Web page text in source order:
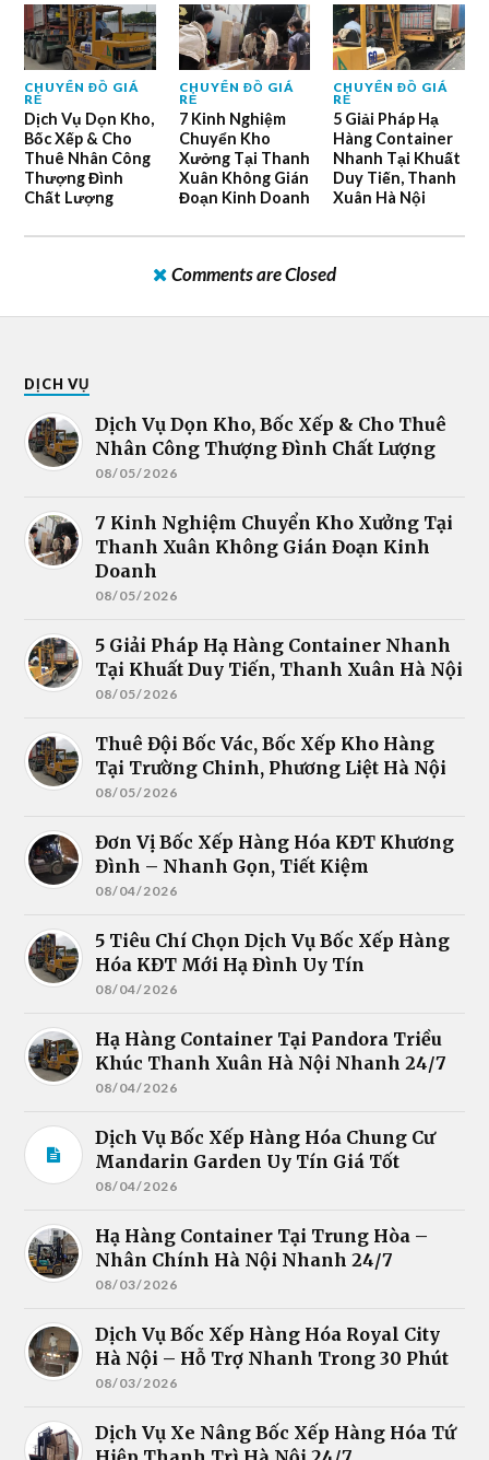
CHUYỂN ĐỒ GIÁ
RẺ
Dịch Vụ Dọn Kho,
Bốc Xếp & Cho
Thuê Nhân Công
Thượng Đình
Chất Lượng
CHUYỂN ĐỒ GIÁ
RẺ
7 Kinh Nghiệm
Chuyển Kho
Xưởng Tại Thanh
Xuân Không Gián
Đoạn Kinh Doanh
CHUYỂN ĐỒ GIÁ
RẺ
5 Giải Pháp Hạ
Hàng Container
Nhanh Tại Khuất
Duy Tiến, Thanh
Xuân Hà Nội
Comments are Closed
DỊCH VỤ
Dịch Vụ Dọn Kho, Bốc Xếp & Cho Thuê
Nhân Công Thượng Đình Chất Lượng
08/05/2026
7 Kinh Nghiệm Chuyển Kho Xưởng Tại
Thanh Xuân Không Gián Đoạn Kinh
Doanh
08/05/2026
5 Giải Pháp Hạ Hàng Container Nhanh
Tại Khuất Duy Tiến, Thanh Xuân Hà Nội
08/05/2026
Thuê Đội Bốc Vác, Bốc Xếp Kho Hàng
Tại Trường Chinh, Phương Liệt Hà Nội
08/05/2026
Đơn Vị Bốc Xếp Hàng Hóa KĐT Khương
Đình – Nhanh Gọn, Tiết Kiệm
08/04/2026
5 Tiêu Chí Chọn Dịch Vụ Bốc Xếp Hàng
Hóa KĐT Mới Hạ Đình Uy Tín
08/04/2026
Hạ Hàng Container Tại Pandora Triều
Khúc Thanh Xuân Hà Nội Nhanh 24/7
08/04/2026
Dịch Vụ Bốc Xếp Hàng Hóa Chung Cư
Mandarin Garden Uy Tín Giá Tốt
08/04/2026
Hạ Hàng Container Tại Trung Hòa –
Nhân Chính Hà Nội Nhanh 24/7
08/03/2026
Dịch Vụ Bốc Xếp Hàng Hóa Royal City
Hà Nội – Hỗ Trợ Nhanh Trong 30 Phút
08/03/2026
Dịch Vụ Xe Nâng Bốc Xếp Hàng Hóa Tứ